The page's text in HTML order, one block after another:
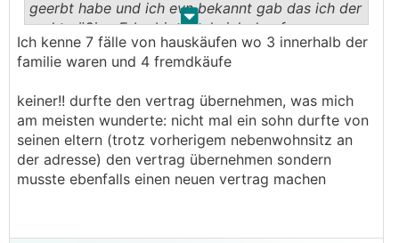
. .
geerbt habe und ich evn bekannt gab das ich der
rechtmäßige Erbe bin wurde ich drauf
hingewiesen das ich dadurch seinen Vertrag erbe
und mich auch an die Bindungen halten muss.
Ich kenne 7 fälle von hauskäufen wo 3 innerhalb der
familie waren und 4 fremdkäufe
keiner!! durfte den vertrag übernehmen, was mich
am meisten wunderte: nicht mal ein sohn durfte von
seinen eltern (trotz vorherigem nebenwohnsitz an
der adresse) den vertrag übernehmen sondern
musste ebenfalls einen neuen vertrag machen